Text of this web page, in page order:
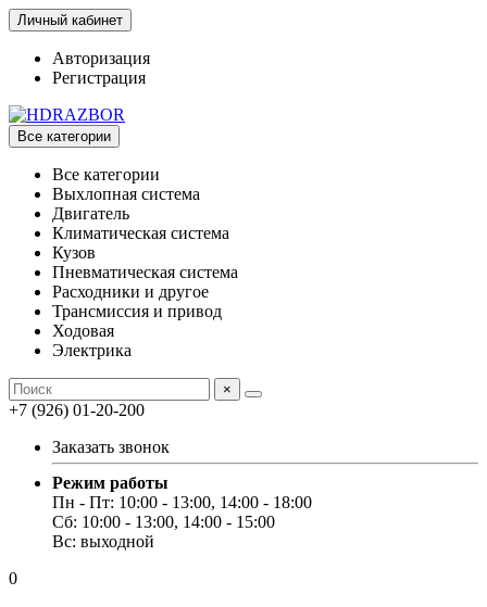
Личный кабинет
Авторизация
Регистрация
Все категории
Все категории
Выхлопная система
Двигатель
Климатическая система
Кузов
Пневматическая система
Расходники и другое
Трансмиссия и привод
Ходовая
Электрика
×
+7 (926) 01-20-200
Заказать звонок
Режим работы
Пн - Пт: 10:00 - 13:00, 14:00 - 18:00
Сб: 10:00 - 13:00, 14:00 - 15:00
Вс: выходной
0